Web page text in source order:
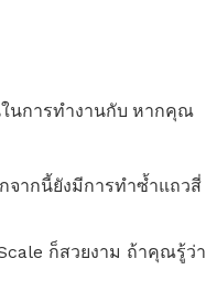
ในการทำงานกับ หากคุณ
ากนี้ยังมีการทำซ้ำแถวสี่
ก็สวยงาม ถ้าคุณรู้ว่า